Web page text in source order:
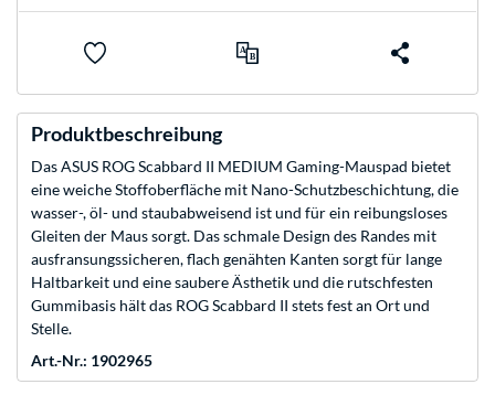
Produktbeschreibung
Das ASUS ROG Scabbard II MEDIUM Gaming-Mauspad bietet
eine weiche Stoffoberfläche mit Nano-Schutzbeschichtung, die
wasser-, öl- und staubabweisend ist und für ein reibungsloses
Gleiten der Maus sorgt. Das schmale Design des Randes mit
ausfransungssicheren, flach genähten Kanten sorgt für lange
Haltbarkeit und eine saubere Ästhetik und die rutschfesten
Gummibasis hält das ROG Scabbard II stets fest an Ort und
Stelle.
Art.-Nr.: 1902965